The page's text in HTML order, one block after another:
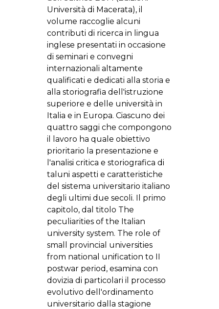
Università di Macerata), il
volume raccoglie alcuni
contributi di ricerca in lingua
inglese presentati in occasione
di seminari e convegni
internazionali altamente
qualificati e dedicati alla storia e
alla storiografia dell'istruzione
superiore e delle università in
Italia e in Europa. Ciascuno dei
quattro saggi che compongono
il lavoro ha quale obiettivo
prioritario la presentazione e
l'analisi critica e storiografica di
taluni aspetti e caratteristiche
del sistema universitario italiano
degli ultimi due secoli. Il primo
capitolo, dal titolo The
peculiarities of the Italian
university system. The role of
small provincial universities
from national unification to II
postwar period, esamina con
dovizia di particolari il processo
evolutivo dell'ordinamento
universitario dalla stagione